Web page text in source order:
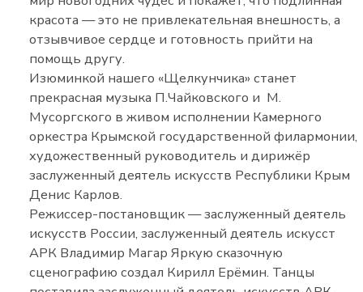
красота — это не привлекательная внешность, а
отзывчивое сердце и готовность прийти на
помощь другу.
Изюминкой нашего «Щелкунчика» станет
прекрасная музыка П.Чайковского и М.
Мусоргского в живом исполнении Камерного
оркестра Крымской государственной филармонии,
художественный руководитель и дирижёр
заслуженный деятель искусств Республики Крым
Денис Карлов.
Режиссер-постановщик — заслуженный деятель
искусств России, заслуженный деятель искусст
АРК Владимир Магар Яркую сказочную
сценографию создал Кирилл Ерёмин. Танцы